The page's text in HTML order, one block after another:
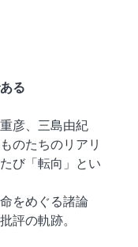
る
彦、三島由紀
のたちのリアリ
び「転向」とい
をめぐる諸論
評の軌跡。